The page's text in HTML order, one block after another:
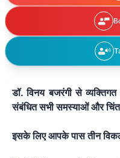
डॉ. विनय बजरंगी से
संबंधित सभी समस्याओं और
इसके लिए आपके पास तीन